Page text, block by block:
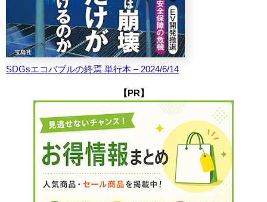
SDGsエコバブルの終焉 単行本 – 2024/6/14
【PR】